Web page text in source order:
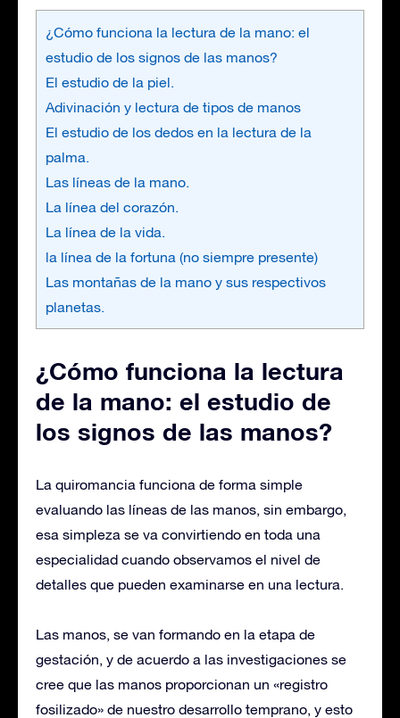
¿Cómo funciona la lectura de la mano: el
estudio de los signos de las manos?
El estudio de la piel.
Adivinación y lectura de tipos de manos
El estudio de los dedos en la lectura de la
palma.
Las líneas de la mano.
La línea del corazón.
La línea de la vida.
la línea de la fortuna (no siempre presente)
Las montañas de la mano y sus respectivos
planetas.
¿Cómo funciona la lectura
de la mano: el estudio de
los signos de las manos?
La quiromancia funciona de forma simple
evaluando las líneas de las manos, sin embargo,
esa simpleza se va convirtiendo en toda una
especialidad cuando observamos el nivel de
detalles que pueden examinarse en una lectura.
Las manos, se van formando en la etapa de
gestación, y de acuerdo a las investigaciones se
cree que las manos proporcionan un «registro
fosilizado» de nuestro desarrollo temprano, y esto